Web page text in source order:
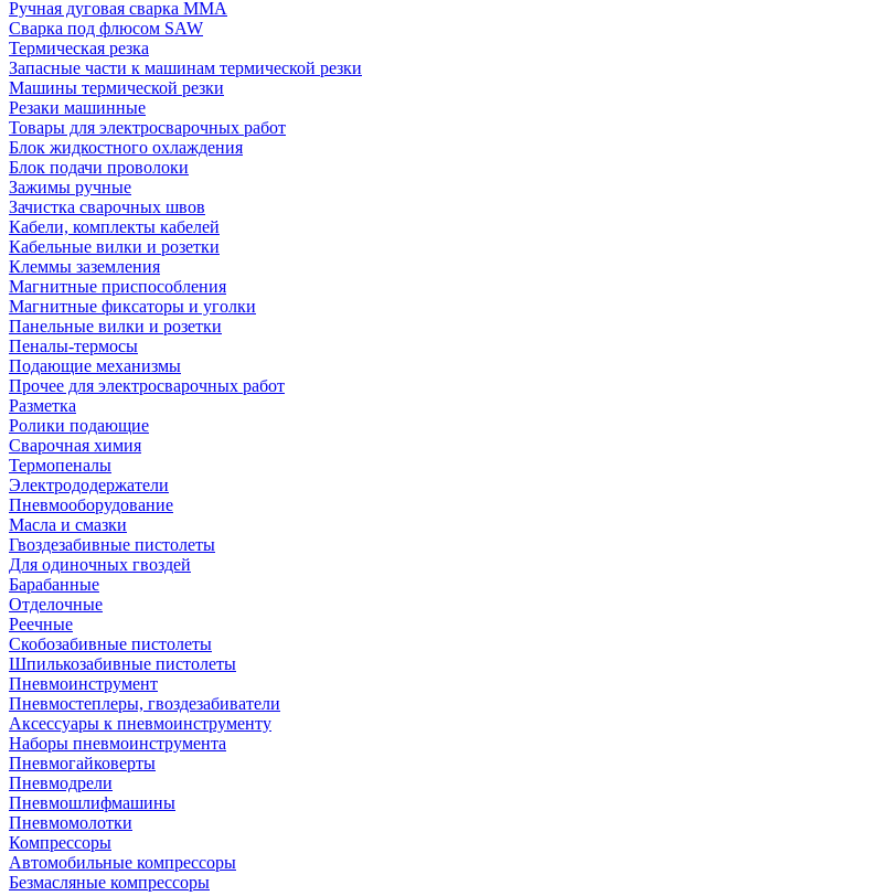
Ручная дуговая сварка MMA
Сварка под флюсом SAW
Термическая резка
Запасные части к машинам термической резки
Машины термической резки
Резаки машинные
Товары для электросварочных работ
Блок жидкостного охлаждения
Блок подачи проволоки
Зажимы ручные
Зачистка сварочных швов
Кабели, комплекты кабелей
Кабельные вилки и розетки
Клеммы заземления
Магнитные приспособления
Магнитные фиксаторы и уголки
Панельные вилки и розетки
Пеналы-термосы
Подающие механизмы
Прочее для электросварочных работ
Разметка
Ролики подающие
Сварочная химия
Термопеналы
Электрододержатели
Пневмооборудование
Масла и смазки
Гвоздезабивные пистолеты
Для одиночных гвоздей
Барабанные
Отделочные
Реечные
Скобозабивные пистолеты
Шпилькозабивные пистолеты
Пневмоинструмент
Пневмостеплеры, гвоздезабиватели
Аксессуары к пневмоинструменту
Наборы пневмоинструмента
Пневмогайковерты
Пневмодрели
Пневмошлифмашины
Пневмомолотки
Компрессоры
Автомобильные компрессоры
Безмасляные компрессоры